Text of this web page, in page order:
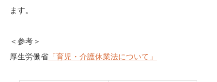
ます。
＜参考＞
厚生労働省 「育児・介護休業法について」